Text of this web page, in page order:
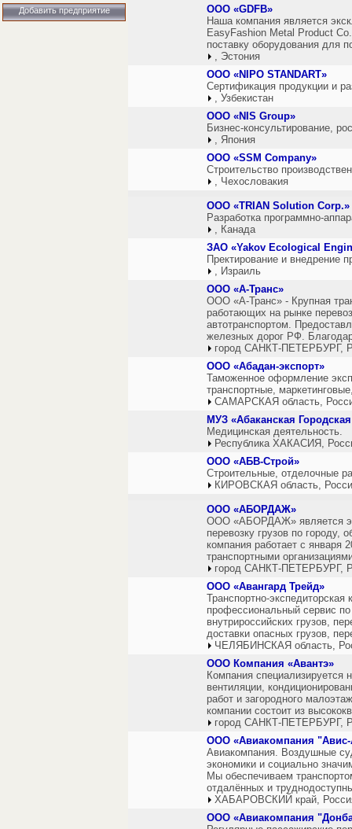
Добавить предприятие
ООО «GDFB»
Наша компания является
EasyFashion Metal Product
поставку оборудования для
, Эстония
ООО «NIPO STANDART»
Сертификация продукции и
, Узбекистан
ООО «NIS Group»
Бизнес-консультирование,
, Япония
ООО «SSM Company»
Строительство
, Чехословакия
OOO «TRIAN Solution Corp.»
Разработка программно-
, Канада
ЗАО «Yakov Ecological
Пректирование и внедрение
, Израиль
ООО «А-Транс»
ООО «А-Транс» - Крупная
работающих на рынке
автотранспортом.
железных дорог РФ.
город САНКТ-ПЕТЕРБУРГ,
ООО «Абадан-экспорт»
Таможенное оформление
транспортные,
САМАРСКАЯ область,
МУЗ «Абаканская
Медицинская деятельность.
Республика ХАКАСИЯ,
ООО «АБВ-Строй»
Строительные, отделочные
КИРОВСКАЯ область,
ООО «АБОРДАЖ»
ООО «АБОРДАЖ» является
перевозку грузов по городу,
компания работает с января
транспортными
город САНКТ-ПЕТЕРБУРГ,
ООО «Авангард Трейд»
Транспортно-
профессиональный сервис
внутрироссийских грузов,
доставки опасных грузов,
ЧЕЛЯБИНСКАЯ область,
ООО Компания «Авантэ»
Компания
вентиляции,
работ и загородного
компании состоит из
город САНКТ-ПЕТЕРБУРГ,
ООО «Авиакомпания
Авиакомпания. Воздушные
экономики и социально
Мы обеспечиваем
отдалённых и
ХАБАРОВСКИЙ край,
ООО «Авиакомпания